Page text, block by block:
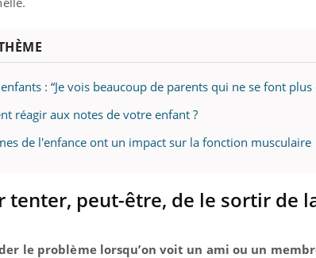
: “Je vois beaucoup de parents qui ne se font plus
réagir aux notes de votre enfant ?
de l'enfance ont un impact sur la fonction musculaire
tenter, peut-être, de le sortir de
le problème lorsqu’on voit un ami ou un